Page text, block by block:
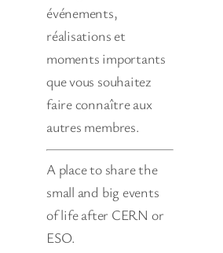
événements,
réalisations et
moments importants
que vous souhaitez
faire connaître aux
autres membres.
A place to share the
small and big events
of life after CERN or
ESO.